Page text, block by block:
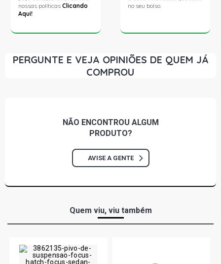
nossas políticasClicando
Aqui!
no seu bolso.
PERGUNTE E VEJA OPINIÕES DE QUEM JÁ
COMPROU
NÃO ENCONTROU ALGUM
PRODUTO?
AVISE A GENTE
Quem viu, viu também